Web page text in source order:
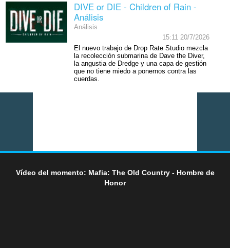
DIVE or DIE - Children of Rain -
Análisis
Análisis
15:11 20/7/2026
El nuevo trabajo de Drop Rate Studio mezcla
la recolección submarina de Dave the Diver,
la angustia de Dredge y una capa de gestión
que no tiene miedo a ponernos contra las
cuerdas.
Vídeo del momento: Mafia: The Old Country - Hombre de
Honor